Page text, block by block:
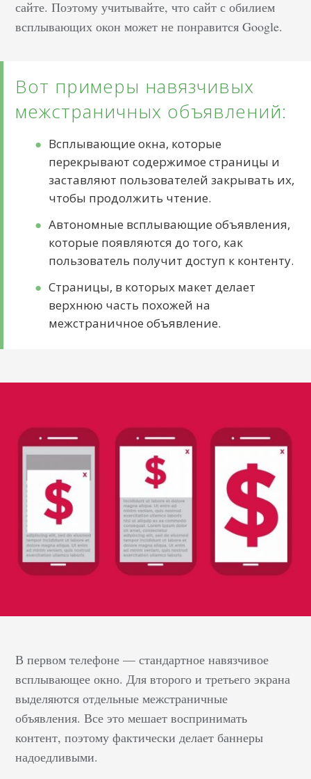
сайте. Поэтому учитывайте, что сайт с обилием
всплывающих окон может не понравится Google.
Вот примеры навязчивых
межстраничных объявлений:
Всплывающие окна, которые
перекрывают содержимое страницы и
заставляют пользователей закрывать их,
чтобы продолжить чтение.
Автономные всплывающие объявления,
которые появляются до того, как
пользователь получит доступ к контенту.
Страницы, в которых макет делает
верхнюю часть похожей на
межстраничное объявление.
В первом телефоне — стандартное навязчивое
всплывающее окно. Для второго и третьего экрана
выделяются отдельные межстраничные
объявления. Все это мешает воспринимать
контент, поэтому фактически делает баннеры
надоедливыми.